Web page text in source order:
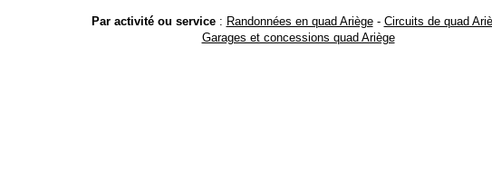
Par activité ou service: Randonnées en quad Ariège- Circuits de quad
Garages et concessions quad Ariège